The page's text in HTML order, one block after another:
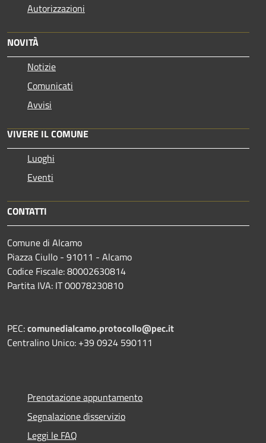
Autorizzazioni
NOVITÀ
Notizie
Comunicati
Avvisi
VIVERE IL COMUNE
Luoghi
Eventi
CONTATTI
Comune di Alcamo
Piazza Ciullo - 91011 - Alcamo
Codice Fiscale: 80002630814
Partita IVA: IT 00078230810
PEC:comunedialcamo.protocollo@pec.it
Centralino Unico: +39 0924 590111
Prenotazione appuntamento
Segnalazione disservizio
Leggi le FAQ